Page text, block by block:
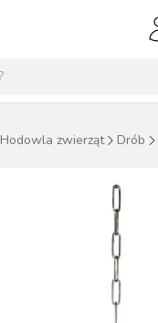
Hodowla zwierząt Drób